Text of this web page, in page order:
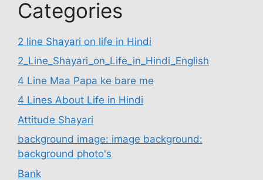
Categories
2 line Shayari on life in Hindi
2_Line_Shayari_on_Life_in_Hindi_English
4 Line Maa Papa ke bare me
4 Lines About Life in Hindi
Attitude Shayari
background image: image background:
background photo's
Bank